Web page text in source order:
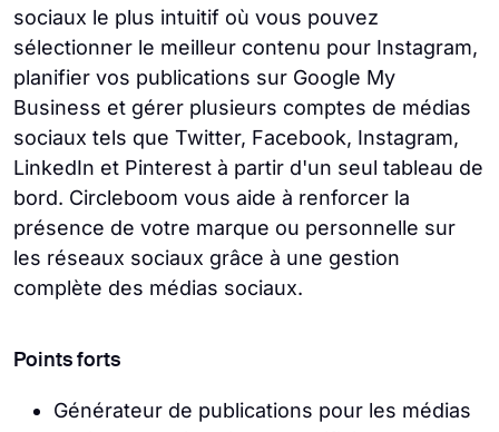
sociaux le plus intuitif où vous pouvez
sélectionner le meilleur contenu pour Instagram,
planifier vos publications sur Google My
Business et gérer plusieurs comptes de médias
sociaux tels que Twitter, Facebook, Instagram,
LinkedIn et Pinterest à partir d'un seul tableau de
bord. Circleboom vous aide à renforcer la
présence de votre marque ou personnelle sur
les réseaux sociaux grâce à une gestion
complète des médias sociaux.
Points forts
Générateur de publications pour les médias